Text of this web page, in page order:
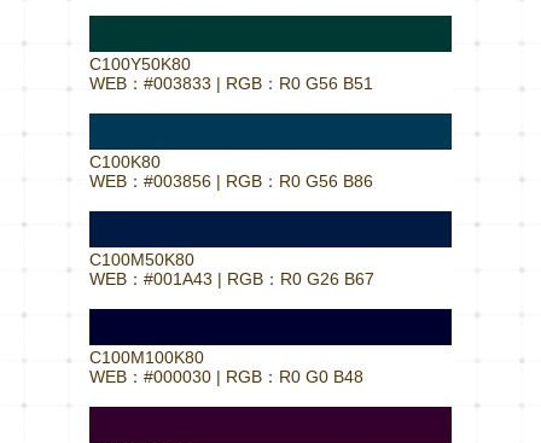
C100Y50K80
WEB：#003833 | RGB：R0 G56 B51
C100K80
WEB：#003856 | RGB：R0 G56 B86
C100M50K80
WEB：#001A43 | RGB：R0 G26 B67
C100M100K80
WEB：#000030 | RGB：R0 G0 B48